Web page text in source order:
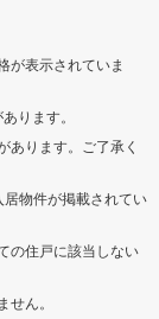
が表示されていま
ります。
あります。ご了承く
居物件が掲載されてい
の住戸に該当しない
ん。